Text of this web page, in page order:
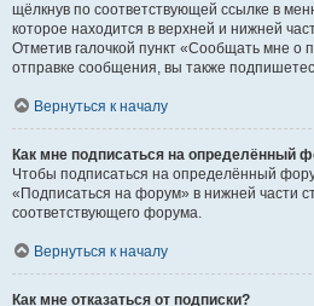
щёлкнув по соответствующей ссылке в
которое находится в верхней и нижней
Отметив галочкой пункт «Сообщать мне о
отправке сообщения, вы также
Вернуться к началу
Как мне подписаться на определённый
Чтобы подписаться на определённый
«Подписаться на форум» в нижней части
соответствующего форума.
Вернуться к началу
Как мне отказаться от подписки?